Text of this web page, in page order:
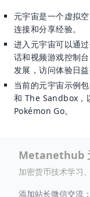
元宇宙是一个虚拟
连接和分享经验。
进入元宇宙可以通
话和视频游戏控制
发展，访问体验日益
当前的元宇宙示例
和 The Sandbox，
Pokémon Go。
Metanethub
加密货币技术学习
添加站长微信交流